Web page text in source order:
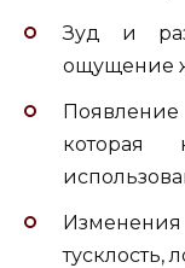
Зуд и
ощущение
которая
тусклость,